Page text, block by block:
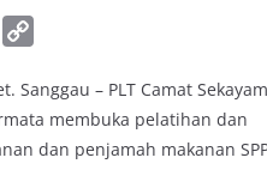
W
p
y
L
Sanggau – PLT Camat Sekayam
membuka pelatihan dan
dan penjamah makanan